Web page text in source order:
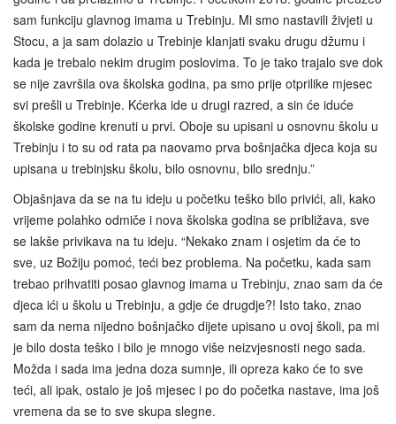
sam funkciju glavnog imama u Trebinju. Mi smo nastavili živjeti u
Stocu, a ja sam dolazio u Trebinje klanjati svaku drugu džumu i
kada je trebalo nekim drugim poslovima. To je tako trajalo sve dok
se nije završila ova školska godina, pa smo prije otprilike mjesec
svi prešli u Trebinje. Kćerka ide u drugi razred, a sin će iduće
školske godine krenuti u prvi. Oboje su upisani u osnovnu školu u
Trebinju i to su od rata pa naovamo prva bošnjačka djeca koja su
upisana u trebinjsku školu, bilo osnovnu, bilo srednju.”
Objašnjava da se na tu ideju u početku teško bilo privići, ali, kako
vrijeme polahko odmiče i nova školska godina se približava, sve
se lakše privikava na tu ideju. “Nekako znam i osjetim da će to
sve, uz Božiju pomoć, teći bez problema. Na početku, kada sam
trebao prihvatiti posao glavnog imama u Trebinju, znao sam da će
djeca ići u školu u Trebinju, a gdje će drugdje?! Isto tako, znao
sam da nema nijedno bošnjačko dijete upisano u ovoj školi, pa mi
je bilo dosta teško i bilo je mnogo više neizvjesnosti nego sada.
Možda i sada ima jedna doza sumnje, ili opreza kako će to sve
teći, ali ipak, ostalo je još mjesec i po do početka nastave, ima još
vremena da se to sve skupa slegne.